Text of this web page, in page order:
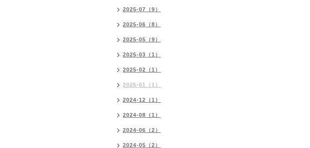
2025-07（9）
2025-06（8）
2025-05（9）
2025-03（1）
2025-02（1）
2025-01（1）
2024-12（1）
2024-08（1）
2024-06（2）
2024-05（2）